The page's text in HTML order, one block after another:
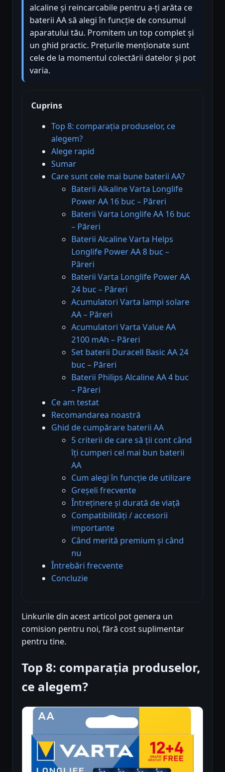
alcaline și reincarcabile pentru a-ți arăta ce
baterii AA să alegi în funcție de consumul
aparatului tău. Promitem un top complet și
un ghid practic. Prețurile menționate sunt
cele de la momentul colectării datelor și pot
varia.
Cuprins
Top 8: comparația produselor, ce
alegem?
Alege rapid
Sumar
Care sunt cele mai bune baterii AA?
Baterii Alkaline Varta Longlife
Power AA 16 buc – Păreri
Baterii Varta Longlife AA 16 buc
– Păreri
Baterii Alcaline Varta Helps
Longlife Power AA 8 buc –
Păreri
Baterii Varta Longlife Power AA
24 buc – Păreri
Acumulatori Varta lampi solare
AA – Păreri
Acumulatori Varta Value AA
2100 mAh – Păreri
Set baterii Duracell Basic AA 24
buc – Păreri
Baterii Philips Alcaline AA 4 buc
– Păreri
Ce am testat
Recomandarea noastră
Ghid de cumpărare baterii AA
5 criterii de care să ții cont când
îți cumperi cel mai bun baterii
AA
Cum alegi în funcție de utilizare
Greșeli frecvente
Întreținere și durată de viață
Compatibilități / accesorii
importante
Când merită premium și când
nu
Întrebări frecvente
Concluzie
Linkurile din acest articol pot genera un
comision pentru noi, fără cost suplimentar
pentru tine.
Top 8: comparația produselor,
ce alegem?